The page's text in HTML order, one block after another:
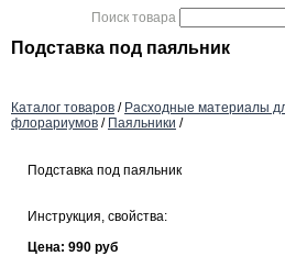
Поиск товара
Подставка под паяльник
Каталог товаров / Расходные материалы
флорариумов / Паяльники /
Подставка под паяльник
Инструкция, свойства:
Цена: 990 руб